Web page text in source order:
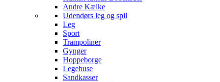
Andre Kælke
Udendørs leg og spil
Leg
Sport
Trampoliner
Gynger
Hoppeborge
Legehuse
Sandkasser